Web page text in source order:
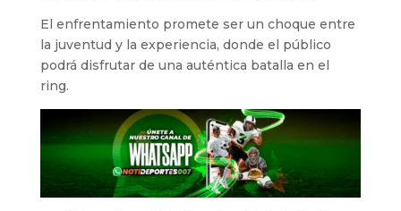
El enfrentamiento promete ser un choque entre
la juventud y la experiencia, donde el público
podrá disfrutar de una auténtica batalla en el
ring.